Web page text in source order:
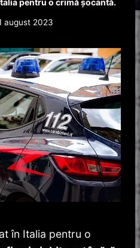
august 2023
în Italia pentru o